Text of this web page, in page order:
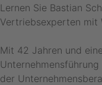
Lernen Sie Bastian
Vertriebsexperten mit
Mit 42 Jahren und
der